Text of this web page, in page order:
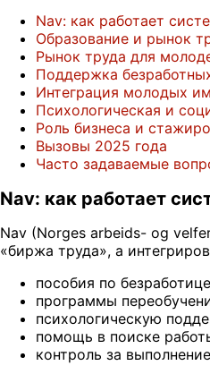
Nav: как работает
Образование и рынок
Рынок труда для
Поддержка
Интеграция молодых
Психологическая и
Роль бизнеса и
Вызовы 2025 года
Часто задаваемые
Nav: как работает
Nav (Norges arbeids- og
«биржа труда», а
пособия по
программы
психологическую
помощь в поиске
контроль за